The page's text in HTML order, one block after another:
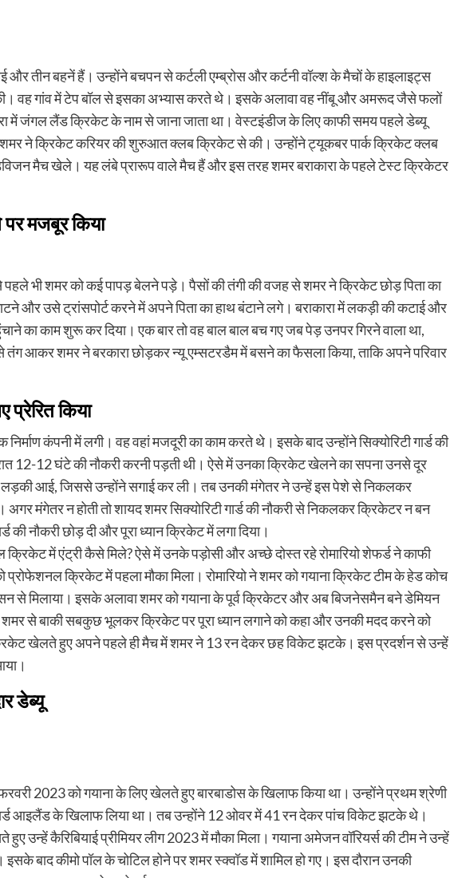
और तीन बहनें हैं। उन्होंने बचपन से कर्टली एम्ब्रोस और कर्टनी वॉल्श के मैचों के हाइलाइट्स
वह गांव में टेप बॉल से इसका अभ्यास करते थे। इसके अलावा वह नींबू और अमरूद जैसे फलों
में जंगल लैंड क्रिकेट के नाम से जाना जाता था। वेस्टइंडीज के लिए काफी समय पहले डेब्यू
शमर ने क्रिकेट करियर की शुरुआत क्लब क्रिकेट से की। उन्होंने ट्यूकबर पार्क क्रिकेट क्लब
मैच खेले। यह लंबे प्रारूप वाले मैच हैं और इस तरह शमर बराकारा के पहले टेस्ट क्रिकेटर
मजबूर किया
भी शमर को कई पापड़ बेलने पड़े। पैसों की तंगी की वजह से शमर ने क्रिकेट छोड़ पिता का
और उसे ट्रांसपोर्ट करने में अपने पिता का हाथ बंटाने लगे। बराकारा में लकड़ी की कटाई और
का काम शुरू कर दिया। एक बार तो वह बाल बाल बच गए जब पेड़ उनपर गिरने वाला था,
आकर शमर ने बरकारा छोड़कर न्यू एम्सटरडैम में बसने का फैसला किया, ताकि अपने परिवार
किया
कंपनी में लगी। वह वहां मजदूरी का काम करते थे। इसके बाद उन्होंने सिक्योरिटी गार्ड की
12-12 घंटे की नौकरी करनी पड़ती थी। ऐसे में उनका क्रिकेट खेलने का सपना उनसे दूर
लड़की आई, जिससे उन्होंने सगाई कर ली। तब उनकी मंगेतर ने उन्हें इस पेशे से निकलकर
मंगेतर न होती तो शायद शमर सिक्योरिटी गार्ड की नौकरी से निकलकर क्रिकेटर न बन
की नौकरी छोड़ दी और पूरा ध्यान क्रिकेट में लगा दिया।
में एंट्री कैसे मिले? ऐसे में उनके पड़ोसी और अच्छे दोस्त रहे रोमारियो शेफर्ड ने काफी
प्रोफेशनल क्रिकेट में पहला मौका मिला। रोमारियो ने शमर को गयाना क्रिकेट टीम के हेड कोच
मिलाया। इसके अलावा शमर को गयाना के पूर्व क्रिकेटर और अब बिजनेसमैन बने डेमियन
शमर से बाकी सबकुछ भूलकर क्रिकेट पर पूरा ध्यान लगाने को कहा और उनकी मदद करने को
खेलते हुए अपने पहले ही मैच में शमर ने 13 रन देकर छह विकेट झटके। इस प्रदर्शन से उन्हें
डेब्यू
2023 को गयाना के लिए खेलते हुए बारबाडोस के खिलाफ किया था। उन्होंने प्रथम श्रेणी
आइलैंड के खिलाफ लिया था। तब उन्होंने 12 ओवर में 41 रन देकर पांच विकेट झटके थे।
उन्हें कैरिबियाई प्रीमियर लीग 2023 में मौका मिला। गयाना अमेजन वॉरियर्स की टीम ने उन्हें
इसके बाद कीमो पॉल के चोटिल होने पर शमर स्क्वॉड में शामिल हो गए। इस दौरान उनकी